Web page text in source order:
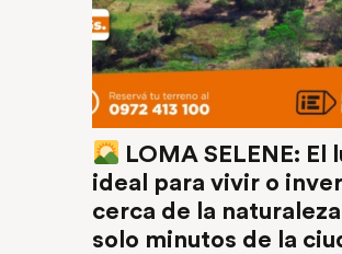
LOMA SELENE: El
ideal para vivir o
cerca de la
solo minutos de la